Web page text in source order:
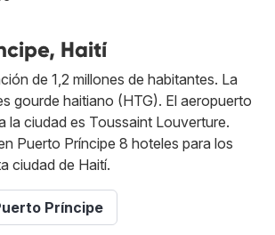
Haití
de 1,2 millones de habitantes. La
gourde haitiano (HTG). El aeropuerto
la ciudad es Toussaint Louverture.
Puerto Príncipe 8 hoteles para los
ciudad de Haití.
Príncipe